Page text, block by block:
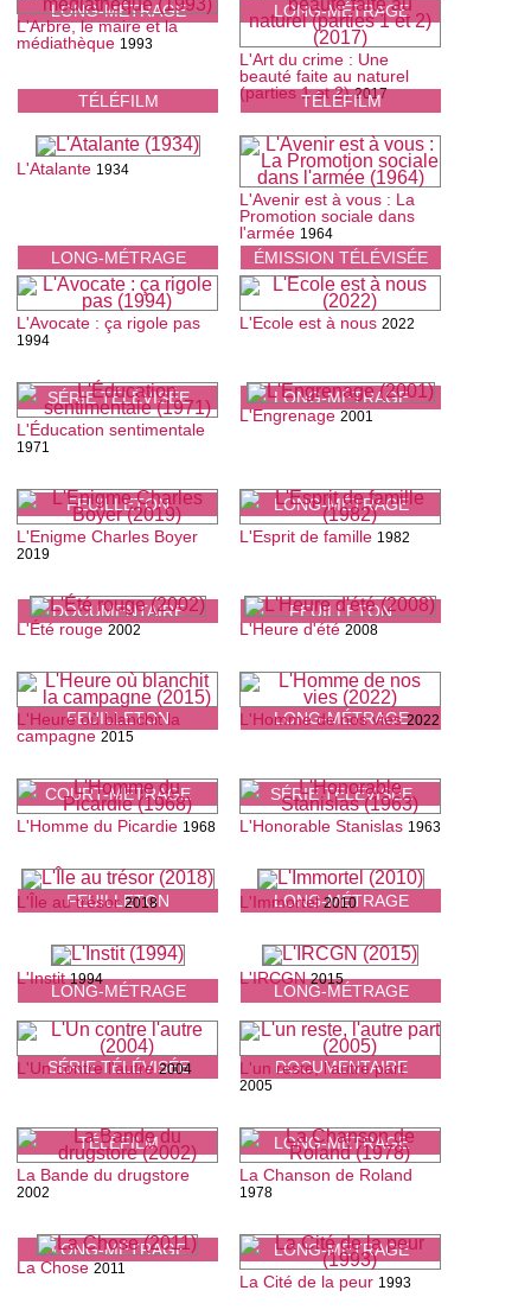
LONG-MÉTRAGE LONG-MÉTRAGE
TÉLÉFILM
L'Arbre, le maire et la
médiathèque 1993
TÉLÉFILM
L'Art du crime : Une
beauté faite au naturel
(parties 1 et 2) 2017
LONG-MÉTRAGE
L'Atalante 1934
ÉMISSION TÉLÉVISÉE
L'Avenir est à vous : La
Promotion sociale dans
l'armée 1964
SÉRIE TÉLÉVISÉE
L'Avocate : ça rigole pas
1994
LONG-MÉTRAGE
L'Ecole est à nous 2022
FEUILLETON
L'Éducation sentimentale
1971
LONG-MÉTRAGE
L'Engrenage 2001
DOCUMENTAIRE
L'Enigme Charles Boyer
2019
FEUILLETON
L'Esprit de famille 1982
FEUILLETON
L'Été rouge 2002
LONG-MÉTRAGE
L'Heure d'été 2008
COURT-MÉTRAGE
L'Heure où blanchit la
campagne 2015
SÉRIE TÉLÉVISÉE
L'Homme de nos vies 2022
FEUILLETON
L'Homme du Picardie 1968
LONG-MÉTRAGE
L'Honorable Stanislas 1963
LONG-MÉTRAGE
L'Île au trésor 2018
LONG-MÉTRAGE
L'Immortel 2010
SÉRIE TÉLÉVISÉE
L'Instit 1994
DOCUMENTAIRE
L'IRCGN 2015
TÉLÉFILM
L'Un contre l'autre 2004
LONG-MÉTRAGE
L'un reste, l'autre part
2005
LONG-MÉTRAGE
La Bande du drugstore
2002
LONG-MÉTRAGE
La Chanson de Roland
1978
La Chose 2011
La Cité de la peur 1993